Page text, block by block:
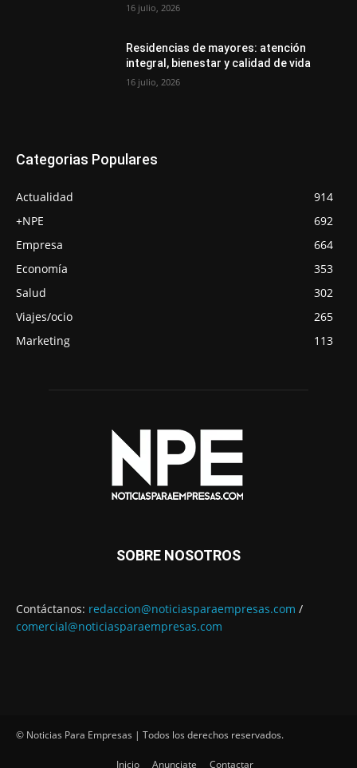
16 julio, 2026
Residencias de mayores: atención
integral, bienestar y calidad de vida
16 julio, 2026
Categorias Populares
Actualidad
914
+NPE
692
Empresa
664
Economía
353
Salud
302
Viajes/ocio
265
Marketing
113
SOBRE NOSOTROS
Contáctanos: redaccion@noticiasparaempresas.com /
comercial@noticiasparaempresas.com
© Noticias Para Empresas | Todos los derechos reservados.
Inicio Anunciate Contactar